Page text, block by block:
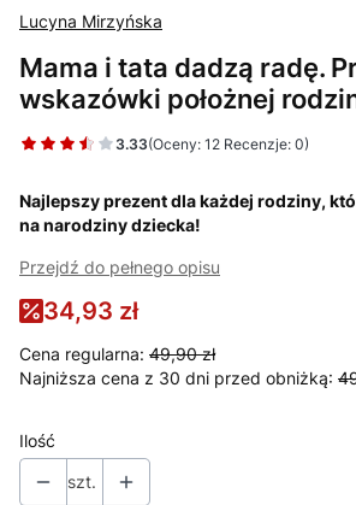
Lucyna Mirzyńska
Mama i tata dadzą radę.
wskazówki położnej
3.33(Oceny: 12 Recenzje: 0)
Najlepszy prezent dla każdej rodziny,
na narodziny dziecka!
Przejdź do pełnego opisu
34,93 zł
Cena regularna: 49,90 zł
Najniższa cena z 30 dni przed obniżką:
Ilość
szt.